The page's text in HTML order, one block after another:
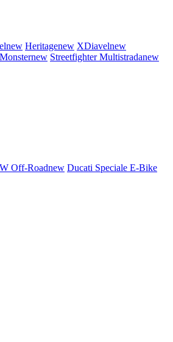
new Heritagenew XDiavelnew
Monsternew StreetfighterMultistradanew
Off-Roadnew Ducati Speciale E-Bike